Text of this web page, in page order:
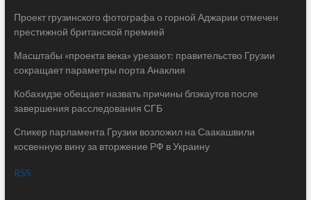
Проект грузинского фотографа о горной Аджарии отмечен
престижной британской премией
Масштабы «проекта века» урезают: правительство Грузии
сокращает параметры порта Анаклия
Кобахидзе обещает назвать причины блэкаутов после
завершения расследования СГБ
Спикер парламента Грузии возложил на Саакашвили
косвенную вину за вторжение РФ в Украину
RSS